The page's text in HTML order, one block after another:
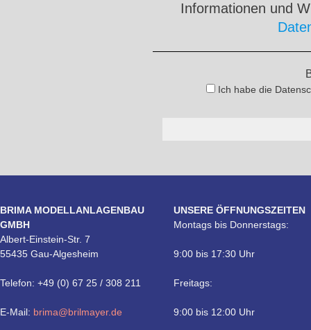
Informationen und
Ich habe die
BRIMA MODELLANLAGENBAU
GMBH
Albert-Einstein-Str. 7
55435 Gau-Algesheim
Telefon: +49 (0) 67 25 / 308 211
E-Mail: brima@brilmayer.de
UNSERE ÖFFNUNGSZEITEN
Montags bis Donnerstags:
9:00 bis 17:30 Uhr
Freitags:
9:00 bis 12:00 Uhr